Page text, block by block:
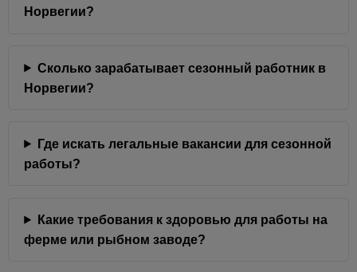
Норвегии?
Сколько зарабатывает сезонный работник в
Норвегии?
Где искать легальные вакансии для сезонной
работы?
Какие требования к здоровью для работы на
ферме или рыбном заводе?